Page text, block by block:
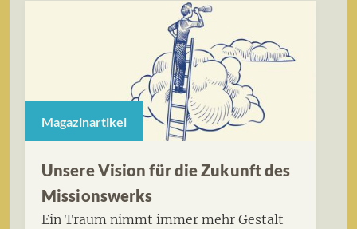
Magazinartikel
Unsere Vision für die Zukunft des
Missionswerks
Ein Traum nimmt immer mehr Gestalt